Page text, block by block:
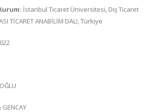
İstanbul Ticaret Üniversitesi, Dış Ticaret
TİCARET ANABİLİM DALI, Türkiye
GENCAY